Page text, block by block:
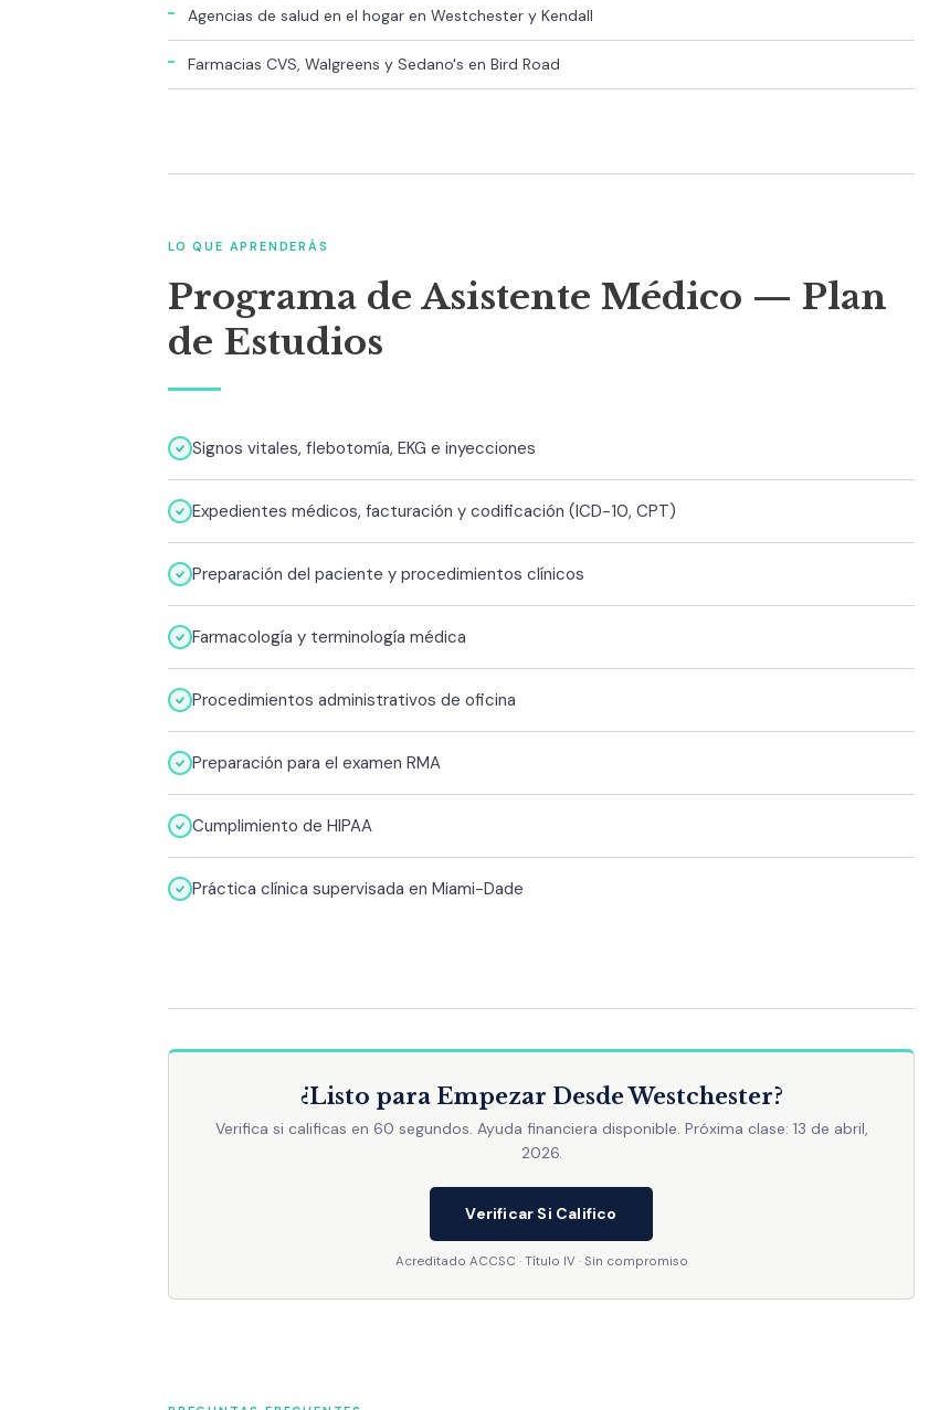
Agencias de salud en el hogar en Westchester y Kendall
Farmacias CVS, Walgreens y Sedano's en Bird Road
LO QUE APRENDERÁS
Programa de Asistente Médico — Plan
de Estudios
Signos vitales, flebotomía, EKG e inyecciones
Expedientes médicos, facturación y codificación (ICD-10, CPT)
Preparación del paciente y procedimientos clínicos
Farmacología y terminología médica
Procedimientos administrativos de oficina
Preparación para el examen RMA
Cumplimiento de HIPAA
Práctica clínica supervisada en Miami-Dade
¿Listo para Empezar Desde Westchester?
Verifica si calificas en 60 segundos. Ayuda financiera disponible. Próxima clase: 13 de abril,
2026.
Verificar Si Califico
Acreditado ACCSC · Título IV · Sin compromiso